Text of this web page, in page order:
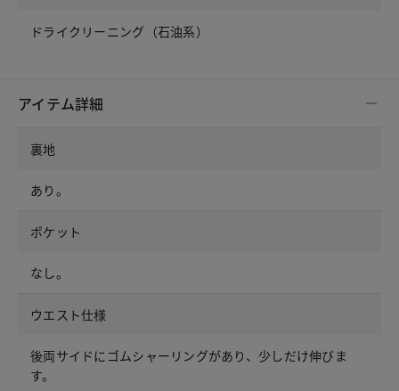
ドライクリーニング（石油系）
アイテム詳細
裏地
あり。
ポケット
なし。
ウエスト仕様
後両サイドにゴムシャーリングがあり、少しだけ伸びま
す。